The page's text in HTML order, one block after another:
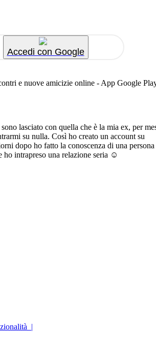
Accedi con Google
e nuove amicizie online - App Google
lasciato con quella che è la mia ex, per
su nulla. Così ho creato un account su
dopo ho fatto la conoscenza di una persona
ho intrapreso una relazione seria ☺️
|